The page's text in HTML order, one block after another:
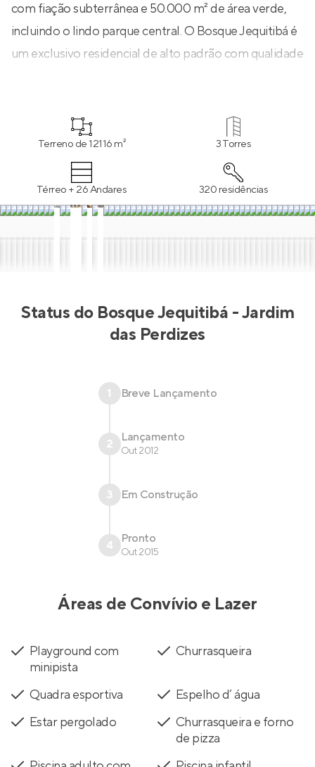
com fiação subterrânea e 50.000 m² de área verde,
incluindo o lindo parque central. O Bosque Jequitibá é
um exclusivo residencial de alto padrão com qualidade
Terreno de 12116 m² 3 Torres
Térreo + 26 Andares 320 residências
Status do Bosque Jequitibá - Jardim
das Perdizes
1 Breve Lançamento
2 Lançamento
Out 2012
3 Em Construção
4 Pronto
Out 2015
Áreas de Convívio e Lazer
Playground com
minipista
Churrasqueira
Quadra esportiva
Espelho d’ água
Estar pergolado
Churrasqueira e forno
de pizza